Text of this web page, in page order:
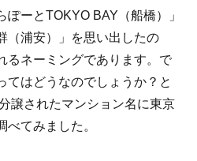
ーとTOKYO BAY（船橋）」
（浦安）」を思い出したの
るネーミングであります。で
てはどうなのでしょうか？と
譲されたマンション名に東京
てみました。